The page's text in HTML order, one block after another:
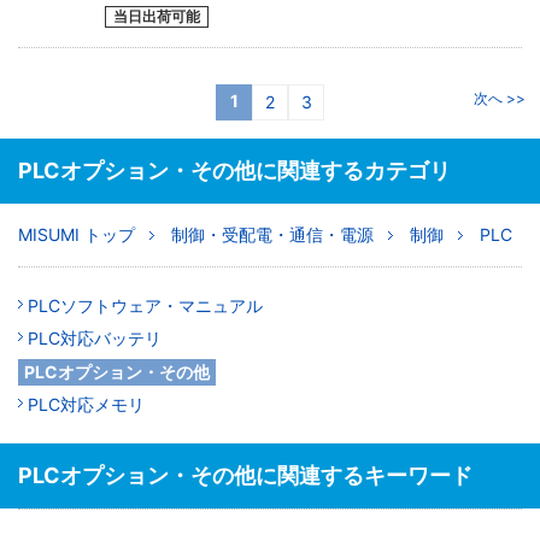
当日出荷可能
1 2 3 次へ >>
PLCオプション・その他に関連するカテゴリ
MISUMI トップ 制御・受配電・通信・電源 制御 PLC
PLCソフトウェア・マニュアル
PLC対応バッテリ
PLCオプション・その他
PLC対応メモリ
PLCオプション・その他に関連するキーワード